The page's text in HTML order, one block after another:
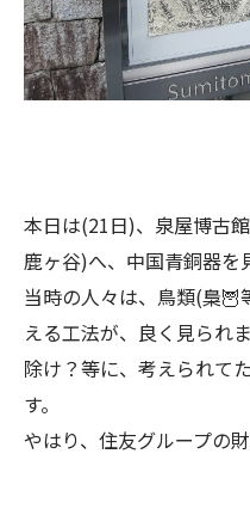
本日は(21日)、泉屋博古
鹿ヶ谷)へ、中国青銅器を
当時の人々は、鳥類(梟🦉
える工法が、良く見られ
除け？等に、考えられ
す。
やはり、住友グループの